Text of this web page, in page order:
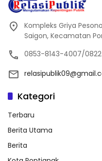
Kompleks Griya
Saigon, Kecamatan
0853-8143-4007/
Kategori
Terbaru
Berita Utama
Berita